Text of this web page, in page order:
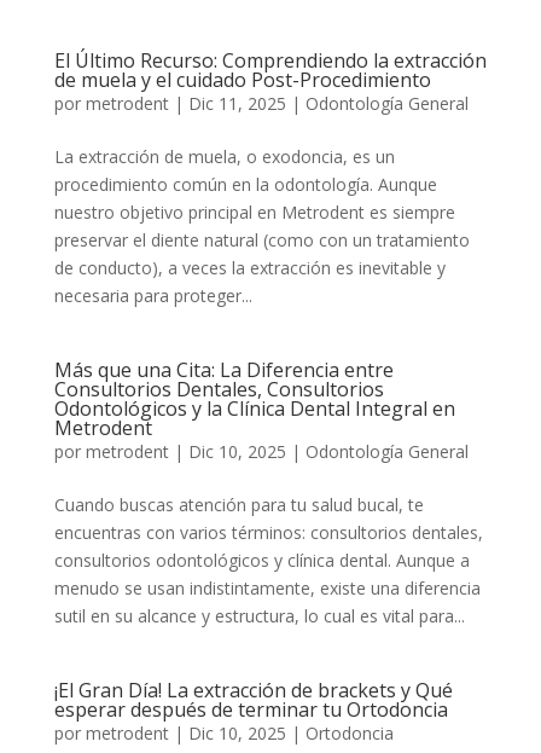
El Último Recurso: Comprendiendo la extracción
de muela y el cuidado Post-Procedimiento
por metrodent| Dic 11, 2025 | Odontología General
La extracción de muela, o exodoncia, es un
procedimiento común en la odontología. Aunque
nuestro objetivo principal en Metrodent es siempre
preservar el diente natural (como con un tratamiento
de conducto), a veces la extracción es inevitable y
necesaria para proteger...
Más que una Cita: La Diferencia entre
Consultorios Dentales, Consultorios
Odontológicos y la Clínica Dental Integral en
Metrodent
por metrodent| Dic 10, 2025 | Odontología General
Cuando buscas atención para tu salud bucal, te
encuentras con varios términos: consultorios dentales,
consultorios odontológicos y clínica dental. Aunque a
menudo se usan indistintamente, existe una diferencia
sutil en su alcance y estructura, lo cual es vital para...
¡El Gran Día! La extracción de brackets y Qué
esperar después de terminar tu Ortodoncia
por metrodent| Dic 10, 2025 | Ortodoncia